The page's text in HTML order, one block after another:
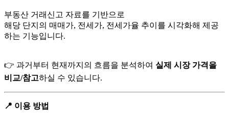
부동산 거래신고 자료를 기반으로
해당 단지의 매매가, 전세가, 전세가율 추이를 시각화해 제공
하는 기능입니다.
👉 과거부터 현재까지의 흐름을 분석하여 실제 시장 가격을
비교/참고하실 수 있습니다.
📍 이용 방법